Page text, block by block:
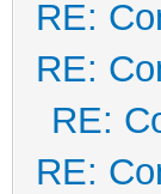
RE:
RE:
RE:
RE: